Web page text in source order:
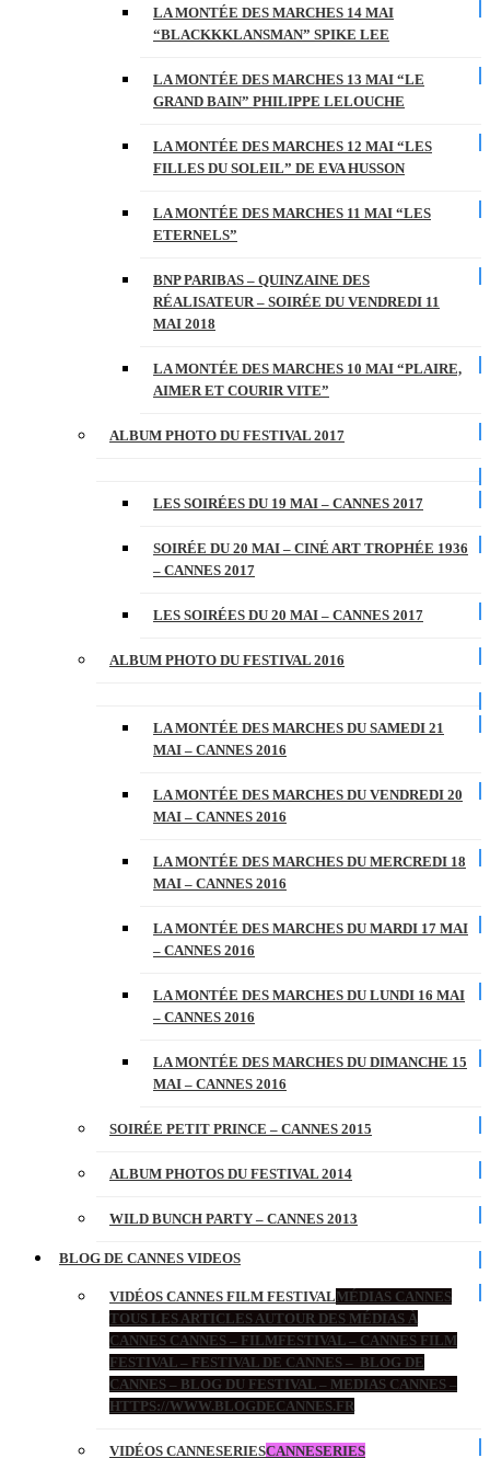
LA MONTÉE DES MARCHES 14 MAI
“BLACKKKLANSMAN” SPIKE LEE
LA MONTÉE DES MARCHES 13 MAI “LE
GRAND BAIN” PHILIPPE LELOUCHE
LA MONTÉE DES MARCHES 12 MAI “LES
FILLES DU SOLEIL” DE EVA HUSSON
LA MONTÉE DES MARCHES 11 MAI “LES
ETERNELS”
BNP PARIBAS – QUINZAINE DES
RÉALISATEUR – SOIRÉE DU VENDREDI 11
MAI 2018
LA MONTÉE DES MARCHES 10 MAI “PLAIRE,
AIMER ET COURIR VITE”
ALBUM PHOTO DU FESTIVAL 2017
LES SOIRÉES DU 19 MAI – CANNES 2017
SOIRÉE DU 20 MAI – CINÉ ART TROPHÉE 1936
– CANNES 2017
LES SOIRÉES DU 20 MAI – CANNES 2017
ALBUM PHOTO DU FESTIVAL 2016
LA MONTÉE DES MARCHES DU SAMEDI 21
MAI – CANNES 2016
LA MONTÉE DES MARCHES DU VENDREDI 20
MAI – CANNES 2016
LA MONTÉE DES MARCHES DU MERCREDI 18
MAI – CANNES 2016
LA MONTÉE DES MARCHES DU MARDI 17 MAI
– CANNES 2016
LA MONTÉE DES MARCHES DU LUNDI 16 MAI
– CANNES 2016
LA MONTÉE DES MARCHES DU DIMANCHE 15
MAI – CANNES 2016
SOIRÉE PETIT PRINCE – CANNES 2015
ALBUM PHOTOS DU FESTIVAL 2014
WILD BUNCH PARTY – CANNES 2013
BLOG DE CANNES VIDEOS
VIDÉOS CANNES FILM FESTIVALMÉDIAS CANNES
TOUS LES ARTICLES AUTOUR DES MÉDIAS À
CANNES CANNES – FILMFESTIVAL – CANNES FILM
FESTIVAL – FESTIVAL DE CANNES – BLOG DE
CANNES – BLOG DU FESTIVAL – MEDIAS CANNES –
HTTPS://WWW.BLOGDECANNES.FR
VIDÉOS CANNESERIESCANNESERIES